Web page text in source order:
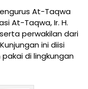
At-Taqwa
At-Taqwa, Ir. H.
perwakilan dari
ini diisi
di lingkungan